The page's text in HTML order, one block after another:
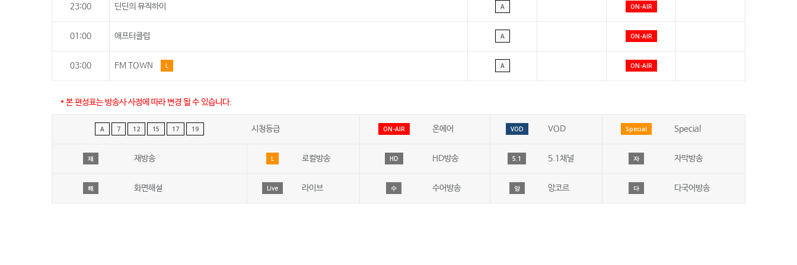
23:00 딘딘의 뮤직하이 A ON-AIR
01:00 애프터클럽 A ON-AIR
03:00 FM TOWN L A ON-AIR
* 본 편성표는 방송사 사정에 따라 변경 될 수 있습니다.
A 7 12 15 17 19 시청등급 ON-AIR 온에어 VOD VOD Special Special
재 재방송 L 로컬방송 HD HD방송 5.1 5.1채널 자 자막방송
해 화면해설 Live 라이브 수 수어방송 앙 앙코르 다 다국어방송